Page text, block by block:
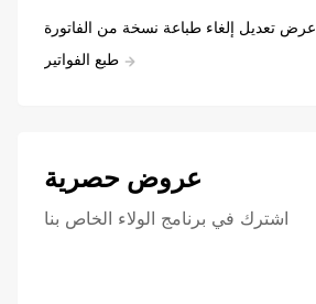
عرض تعديل إلغاء طباعة نسخة من الفاتورة
طبع الفواتير
عروض حصرية
اشترك في برنامج الولاء الخاص بنا